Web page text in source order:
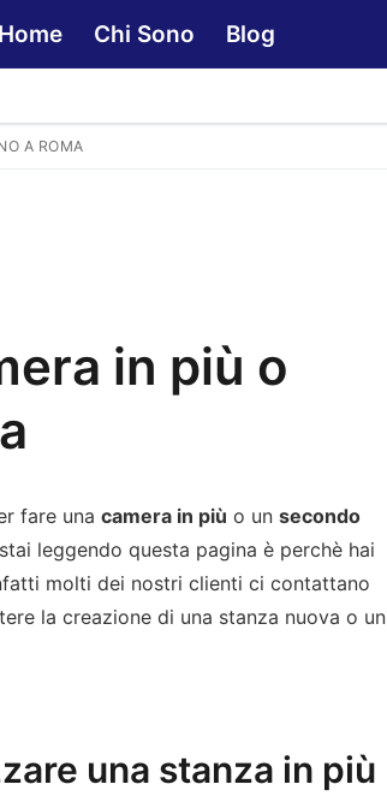
Home Chi Sono Blog
A ROMA
in più o
fare unacamera in più o unsecondo
leggendo questa pagina è perchè hai
molti dei nostri clienti ci contattano
la creazione di una stanza nuova o un
una stanza in più